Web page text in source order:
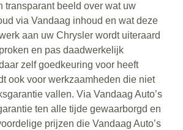
transparant beeld over wat uw
via Vandaag inhoud en wat deze
aan uw Chrysler wordt uiteraard
en pas daadwerkelijk
zelf goedkeuring voor heeft
ook voor werkzaamheden die niet
vallen. Via Vandaag Auto’s
ten alle tijde gewaarborgd en
prijzen die Vandaag Auto’s